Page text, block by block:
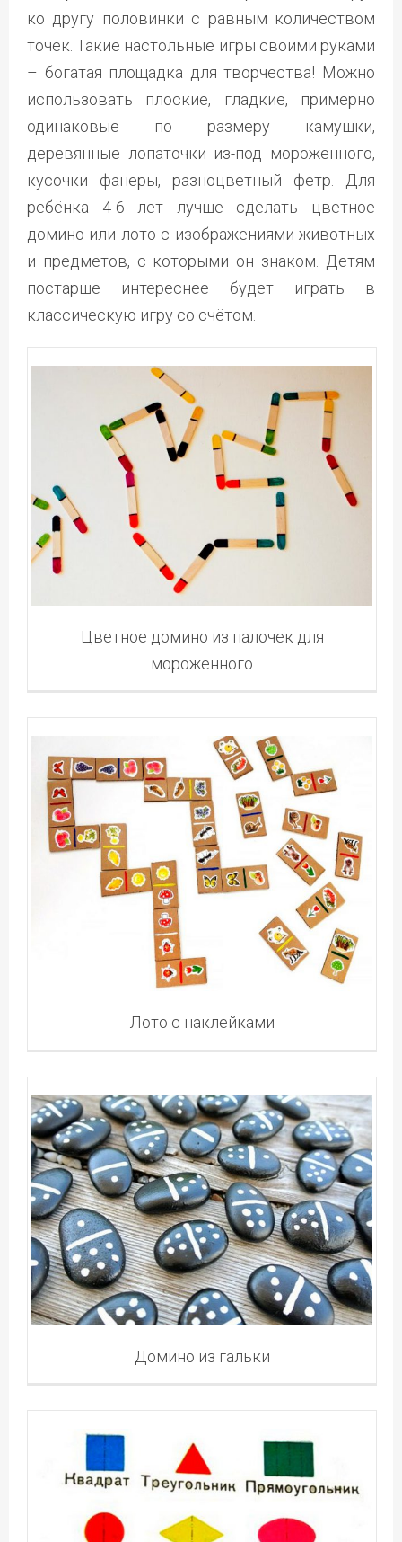
ко другу половинки с равным количеством
точек. Такие настольные игры своими руками
– богатая площадка для творчества! Можно
использовать плоские, гладкие, примерно
одинаковые по размеру камушки,
деревянные лопаточки из-под мороженного,
кусочки фанеры, разноцветный фетр. Для
ребёнка 4-6 лет лучше сделать цветное
домино или лото с изображениями животных
и предметов, с которыми он знаком. Детям
постарше интереснее будет играть в
классическую игру со счётом.
Цветное домино из палочек для
мороженного
Лото с наклейками
Домино из гальки